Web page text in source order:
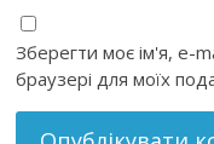
Зберегти моє ім'я, e-
браузері для моїх